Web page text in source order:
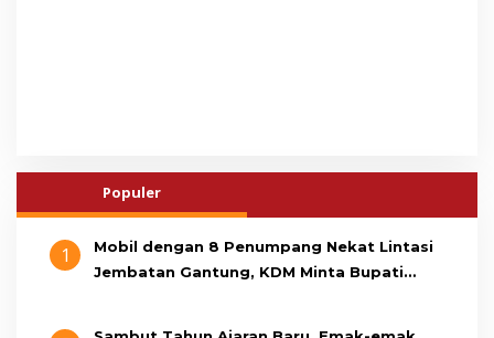
Populer
1
Mobil dengan 8 Penumpang Nekat Lintasi
Jembatan Gantung, KDM Minta Bupati